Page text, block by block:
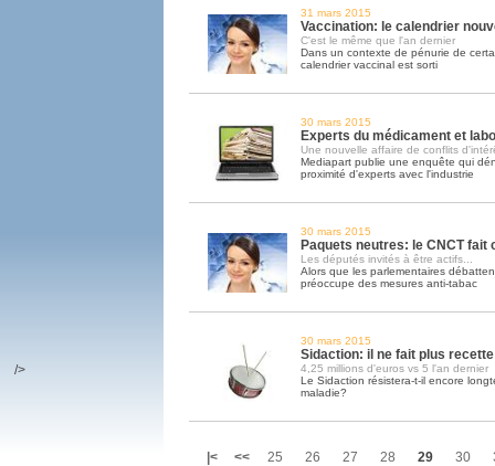
31 mars 2015
Vaccination: le calendrier
C'est le même que l'an dernier
Dans un contexte de pénurie de
calendrier vaccinal est sorti
30 mars 2015
Experts du médicament et
Une nouvelle affaire de conflits
Mediapart publie une enquête qui
proximité d'experts avec l'industrie
30 mars 2015
Paquets neutres: le CNCT fait
Les députés invités à être actifs...
Alors que les parlementaires
préoccupe des mesures anti-tabac
30 mars 2015
Sidaction: il ne fait plus recette
4,25 millions d'euros vs 5 l'an dernier
Le Sidaction résistera-t-il encore
maladie?
|< << 25 26 27 28 29 30
/>